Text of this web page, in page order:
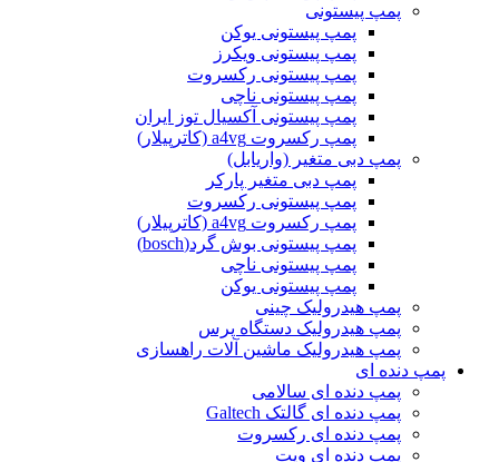
پمپ پیستونی
پمپ پیستونی یوکن
پمپ پیستونی ویکرز
پمپ پیستونی رکسروت
پمپ پیستونی ناچی
پمپ پیستونی آکسیال توز ایران
پمپ رکسروت a4vg (کاترپیلار)
پمپ دبی متغیر (واریابل)
پمپ دبی متغیر پارکر
پمپ پیستونی رکسروت
پمپ رکسروت a4vg (کاترپیلار)
پمپ پیستونی بوش گرد(bosch)
پمپ پیستونی ناچی
پمپ پیستونی یوکن
پمپ هیدرولیک چینی
پمپ هیدرولیک دستگاه پرس
پمپ هیدرولیک ماشین آلات راهسازی
پمپ دنده ای
پمپ دنده ای سالامی
پمپ دنده ای گالتک Galtech
پمپ دنده ای رکسروت
پمپ دنده ای ویت